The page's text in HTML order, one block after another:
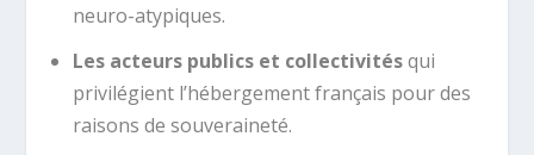
neuro-atypiques.
Les acteurs publics et collectivitésqui
privilégient l’hébergement français pour des
raisons de souveraineté.